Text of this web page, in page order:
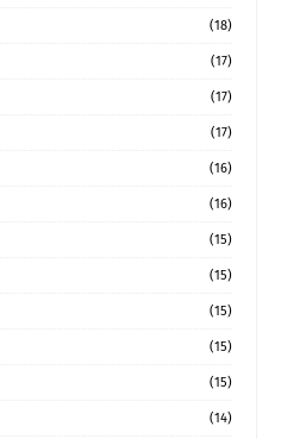
(18)
(17)
(17)
(17)
(16)
(16)
(15)
(15)
(15)
(15)
(15)
(14)